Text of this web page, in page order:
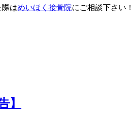
はめいほく接骨院にご相談下さい！
】